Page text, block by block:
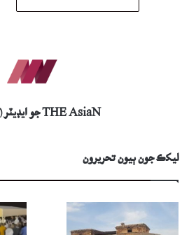
THE AsiaN جو ايڊيٽر (Editor)
ليکڪ جون ٻيون تحريرون